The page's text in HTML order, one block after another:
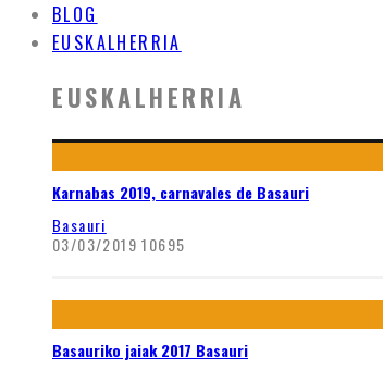
BLOG
EUSKALHERRIA
EUSKALHERRIA
Karnabas 2019, carnavales de Basauri
Basauri
03/03/2019 10695
Basauriko jaiak 2017 Basauri